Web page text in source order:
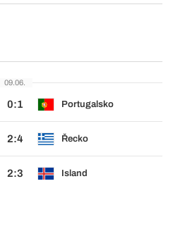
09.06.
0:1 Portugalsko
2:4 Řecko
2:3 Island